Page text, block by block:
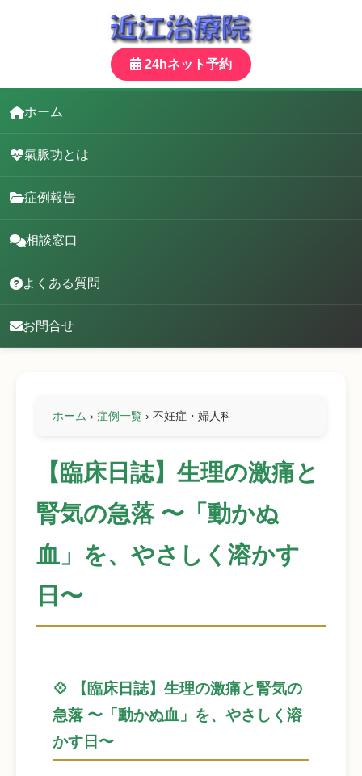
24hネット予約
ホーム
氣脈功とは
症例報告
相談窓口
よくある質問
お問合せ
ホーム › 症例一覧 › 不妊症・婦人科
【臨床日誌】生理の激痛と
腎気の急落 〜「動かぬ
血」を、やさしく溶かす
日〜
💠 【臨床日誌】生理の激痛と腎気の
急落 〜「動かぬ血」を、やさしく溶
かす日〜